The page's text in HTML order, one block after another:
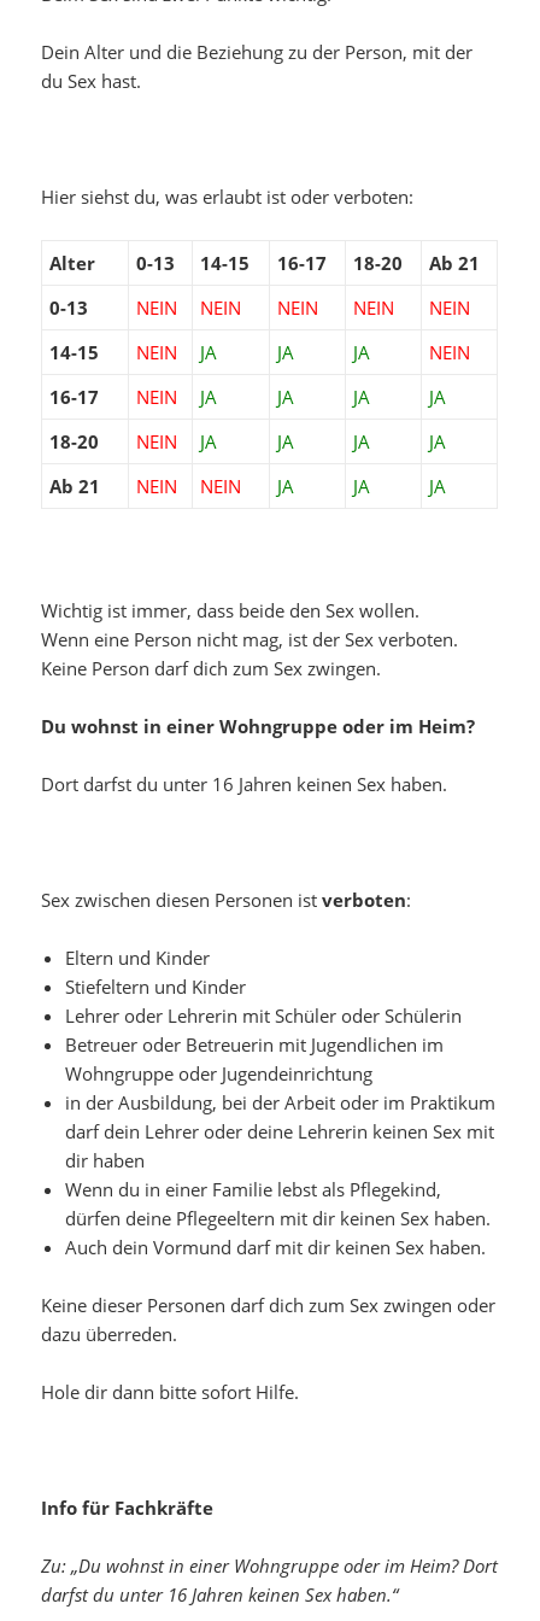
Dein Alter und die Beziehung zu der Person, mit der
du Sex hast.
Hier siehst du, was erlaubt ist oder verboten:
Alter 0-13 14-15 16-17 18-20
Ab 21
0-13
NEIN NEIN NEIN NEIN
NEIN
14-15
NEIN JA JA JA
NEIN
16-17
NEIN JA JA JA
JA
18-20
NEIN JA JA JA
JA
Ab 21
NEIN NEIN JA JA JA
Wichtig ist immer, dass beide den Sex wollen.
Wenn eine Person nicht mag, ist der Sex verboten.
Keine Person darf dich zum Sex zwingen.
Du wohnst in einer Wohngruppe oder im Heim?
Dort darfst du unter 16 Jahren keinen Sex haben.
Sex zwischen diesen Personen istverboten:
Eltern und Kinder
Stiefeltern und Kinder
Lehrer oder Lehrerin mit Schüler oder Schülerin
Betreuer oder Betreuerin mit Jugendlichen im
Wohngruppe oder Jugendeinrichtung
in der Ausbildung, bei der Arbeit oder im Praktikum
darf dein Lehrer oder deine Lehrerin keinen Sex mit
dir haben
Wenn du in einer Familie lebst als Pflegekind,
dürfen deine Pflegeeltern mit dir keinen Sex haben.
Auch dein Vormund darf mit dir keinen Sex haben.
Keine dieser Personen darf dich zum Sex zwingen oder
dazu überreden.
Hole dir dann bitte sofort Hilfe.
Info für Fachkräfte
Zu: „Du wohnst in einer Wohngruppe oder im Heim? Dort
darfst du unter 16 Jahren keinen Sex haben.“